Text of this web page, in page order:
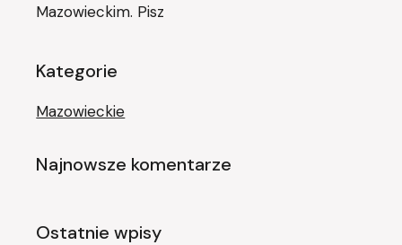
Mazowieckim. Pisz
Kategorie
Mazowieckie
Najnowsze komentarze
Ostatnie wpisy